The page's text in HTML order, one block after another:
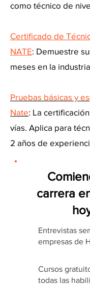
como técnico de
Certificado de
NATE: Demuestre
meses en la
Pruebas básicas y
Nate: La
vías. Aplica para
2 años de
carrera
Entrevistas
empresas de
Cursos
todas las